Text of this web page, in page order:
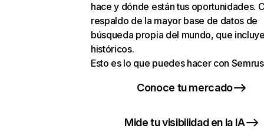
hace y dónde están tus oportunidades.
respaldo de la mayor base de datos de
búsqueda propia del mundo, que
históricos.
Esto es lo que puedes hacer con
Conoce tu mercado
Mide tu visibilidad en la IA